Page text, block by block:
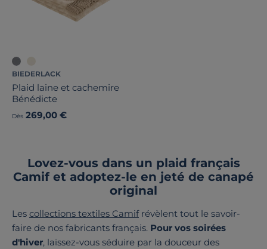
BIEDERLACK
Plaid laine et cachemire
Bénédicte
Dès 269,00 €
Lovez-vous dans un plaid français
Camif et adoptez-le en jeté de canapé
original
Les collections textiles Camifrévèlent tout le savoir-
faire de nos fabricants français. Pour vos soirées
d'hiver, laissez-vous séduire par la douceur des